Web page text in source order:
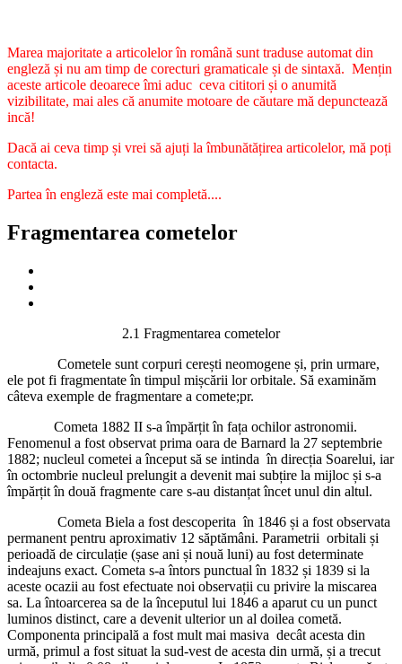
Marea majoritate a articolelor în română sunt traduse automat din
engleză și nu am timp de corecturi gramaticale și de sintaxă. Mențin
aceste articole deoarece îmi aduc ceva cititori și o anumită
vizibilitate, mai ales că anumite motoare de căutare mă depunctează
incă!
Dacă ai ceva timp și vrei să ajuți la îmbunătățirea articolelor, mă poți
contacta.
Partea în engleză este mai completă....
Fragmentarea cometelor
2.1 Fragmentarea cometelor
Cometele sunt corpuri cerești neomogene și, prin urmare,
ele pot fi fragmentate în timpul mișcării lor orbitale. Să examinăm
câteva exemple de fragmentare a comete;pr.
Cometa 1882 II s-a împărțit în fața ochilor astronomii.
Fenomenul a fost observat prima oara de Barnard la 27 septembrie
1882; nucleul cometei a început să se intinda în direcția Soarelui, iar
în octombrie nucleul prelungit a devenit mai subțire la mijloc și s-a
împărțit în două fragmente care s-au distanțat încet unul din altul.
Cometa Biela a fost descoperita în 1846 și a fost observata
permanent pentru aproximativ 12 săptămâni. Parametrii orbitali și
perioadă de circulație (șase ani și nouă luni) au fost determinate
indeajuns exact. Cometa s-a întors punctual în 1832 și 1839 si la
aceste ocazii au fost efectuate noi observații cu privire la miscarea
sa. La întoarcerea sa de la începutul lui 1846 a aparut cu un punct
luminos distinct, care a devenit ulterior un al doilea cometă.
Componenta principală a fost mult mai masiva decât acesta din
urmă, primul a fost situat la sud-vest de acesta din urmă, și a trecut